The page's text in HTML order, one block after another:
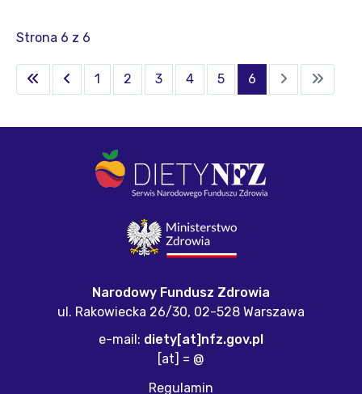
Strona 6 z 6
1 2 3 4 5 6
Narodowy Fundusz Zdrowia
ul. Rakowiecka 26/30, 02-528 Warszawa
e-mail: diety[at]nfz.gov.pl
[at] = @
Regulamin